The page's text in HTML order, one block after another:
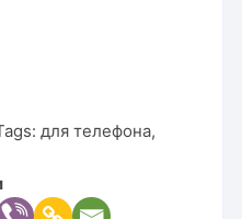
для телефона,